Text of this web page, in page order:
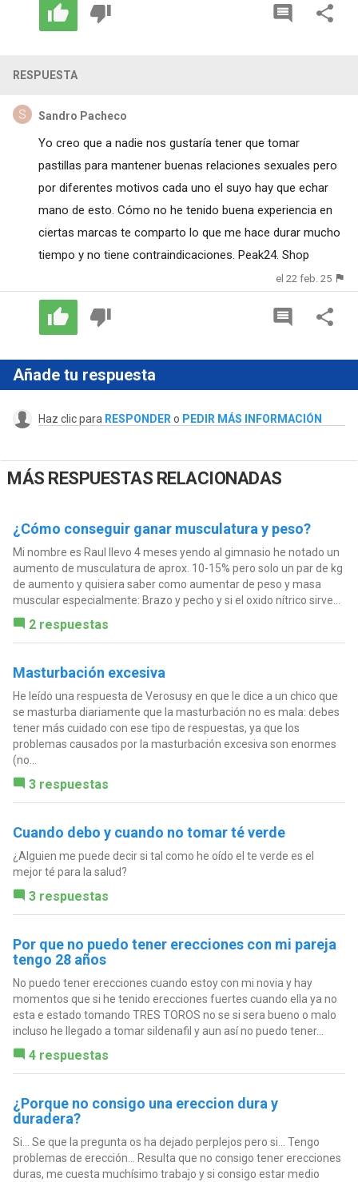
RESPUESTA
Sandro Pacheco
Yo creo que a nadie nos gustaría tener que tomar
pastillas para mantener buenas relaciones sexuales pero
por diferentes motivos cada uno el suyo hay que echar
mano de esto. Cómo no he tenido buena experiencia en
ciertas marcas te comparto lo que me hace durar mucho
tiempo y no tiene contraindicaciones. Peak24. Shop
el 22 feb. 25
Añade tu respuesta
Haz clic para RESPONDER o PEDIR MÁS INFORMACIÓN
MÁS RESPUESTAS RELACIONADAS
¿Cómo conseguir ganar musculatura y peso?
Mi nombre es Raul llevo 4 meses yendo al gimnasio he notado un
aumento de musculatura de aprox. 10-15% pero solo un par de kg
de aumento y quisiera saber como aumentar de peso y masa
muscular especialmente: Brazo y pecho y si el oxido nítrico sirve...
2 respuestas
Masturbación excesiva
He leído una respuesta de Verosusy en que le dice a un chico que
se masturba diariamente que la masturbación no es mala: debes
tener más cuidado con ese tipo de respuestas, ya que los
problemas causados por la masturbación excesiva son enormes
(no...
3 respuestas
Cuando debo y cuando no tomar té verde
¿Alguien me puede decir si tal como he oído el te verde es el
mejor té para la salud?
3 respuestas
Por que no puedo tener erecciones con mi pareja
tengo 28 años
No puedo tener erecciones cuando estoy con mi novia y hay
momentos que si he tenido erecciones fuertes cuando ella ya no
esta e estado tomando TRES TOROS no se si sera bueno o malo
incluso he llegado a tomar sildenafil y aun así no puedo tener...
4 respuestas
¿Porque no consigo una ereccion dura y
duradera?
Si... Se que la pregunta os ha dejado perplejos pero si... Tengo
problemas de erección... Resulta que no consigo tener erecciones
duras, me cuesta muchísimo trabajo y si consigo estar medio